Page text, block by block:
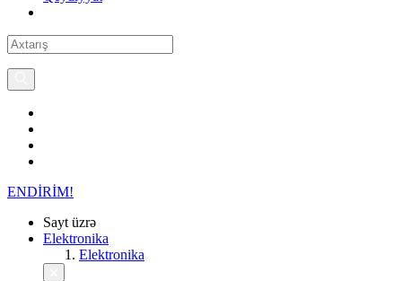
ENDİRİM!
Sayt üzrə
Elektronika
Elektronika